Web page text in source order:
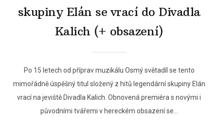
skupiny Elán se vrací do Divadla
Kalich (+ obsazení)
Po 15 letech od příprav muzikálu Osmý světadíl se tento
mimořádně úspěšný titul složený z hitů legendární skupiny Elán
vrací na jeviště Divadla Kalich. Obnovená premiéra s novými i
původními tvářemi v hereckém obsazení se...